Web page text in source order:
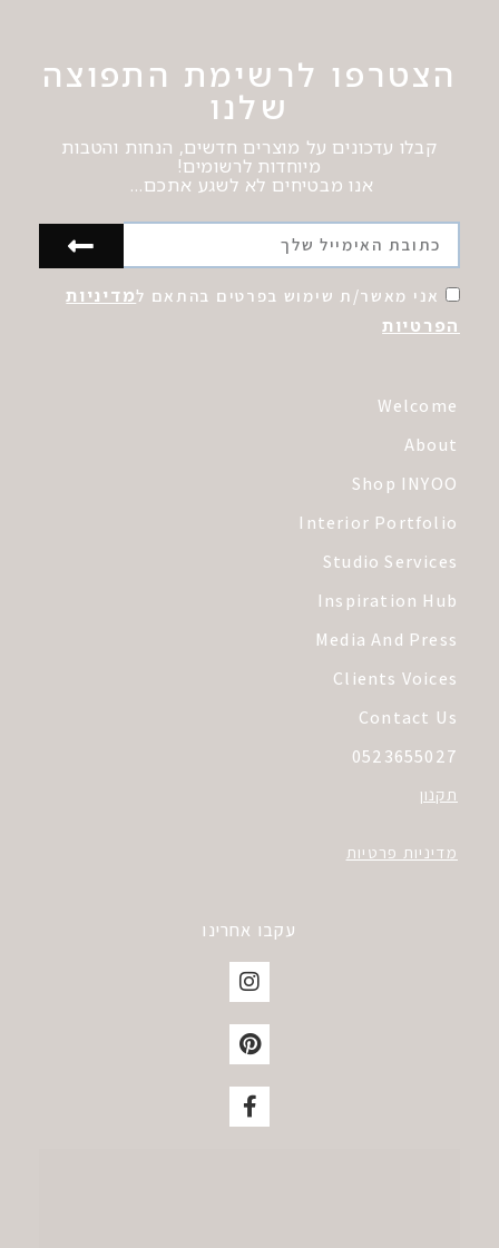
Welcome
About
Shop INYOO
Interior Portfolio
Studio Services
Inspiration Hub
Media And Press
Clients Voices
Contact Us
0523655027
תקנון
מדיניות פרטיות
הצטרפו לרשימת התפוצה
שלנו
קבלו עדכונים על מוצרים חדשים, הנחות והטבות
מיוחדות לרשומים!
אנו מבטיחים לא לשגע אתכם…
אני מאשר/ת שימוש בפרטים בהתאם למדיניות
הפרטיות
עקבו אחרינו